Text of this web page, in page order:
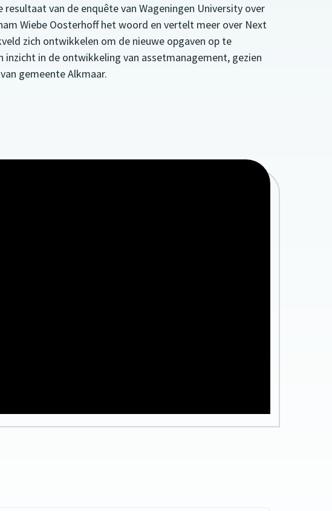
van de enquête van Wageningen University over
Wiebe Oosterhoff het woord en vertelt meer over Next
zich ontwikkelen om de nieuwe opgaven op te
inzicht in de ontwikkeling van assetmanagement, gezien
gemeente Alkmaar.